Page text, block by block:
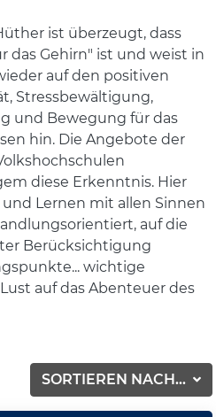
ist überzeugt, dass
das Gehirn" ist und weist in
auf den positiven
Stressbewältigung,
und Bewegung für das
hin. Die Angebote der
diese Erkenntnis. Hier
Lernen mit allen Sinnen
auf die
Berücksichtigung
wichtige
auf das Abenteuer des
SORTIEREN NACH...